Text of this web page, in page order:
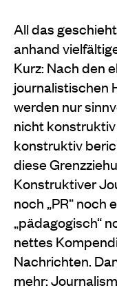
All das
anhand
Kurz: Nach den
journalistischen
werden nur
nicht
konstruktiv
diese
Konstruktiver
noch „PR“ noch
„pädagogisch“
nettes
Nachrichten.
mehr: